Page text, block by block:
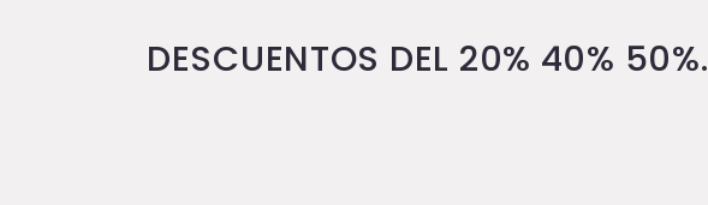
o
DESCUENTOS DEL 20% 40% 50%.